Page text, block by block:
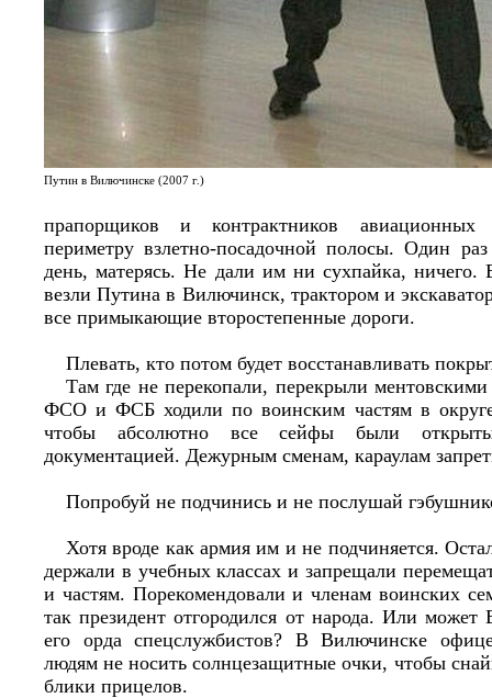
Путин в Вилючинске (2007 г.)
прапорщиков и контрактников
периметру взлетно-посадочной полосы. Один
день, матерясь. Не дали им ни сухпайка, ничего.
везли Путина в Вилючинск, трактором и
все примыкающие второстепенные дороги.
Плевать, кто потом будет восстанавливать
Там где не перекопали, перекрыли
ФСО и ФСБ ходили по воинским частям в
чтобы абсолютно все сейфы были
документацией. Дежурным сменам, караулам
Попробуй не подчинись и не послушай
Хотя вроде как армия им и не подчиняется.
держали в учебных классах и запрещали
и частям. Порекомендовали и членам воинских
так президент отгородился от народа. Или
его орда спецслужбистов? В Вилючинске
людям не носить солнцезащитные очки, чтобы
блики прицелов.